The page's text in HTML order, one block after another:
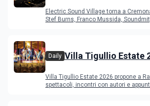
Young Band
Electric Sound Village torna a
Stef Burns, Franco Mussida,
Daily Villa Tigullio Estate
Villa Tigullio Estate 2026 propone a
spettacoli, incontri con autori e